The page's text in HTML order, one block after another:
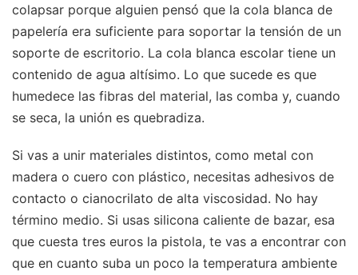
colapsar porque alguien pensó que la cola blanca de
papelería era suficiente para soportar la tensión de un
soporte de escritorio. La cola blanca escolar tiene un
contenido de agua altísimo. Lo que sucede es que
humedece las fibras del material, las comba y, cuando
se seca, la unión es quebradiza.
Si vas a unir materiales distintos, como metal con
madera o cuero con plástico, necesitas adhesivos de
contacto o cianocrilato de alta viscosidad. No hay
término medio. Si usas silicona caliente de bazar, esa
que cuesta tres euros la pistola, te vas a encontrar con
que en cuanto suba un poco la temperatura ambiente